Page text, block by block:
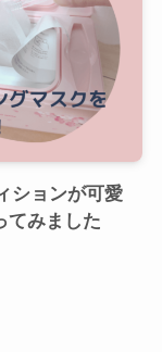
ションが可愛
てみました